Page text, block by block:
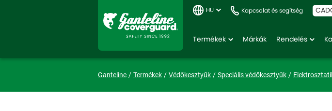
HU Kapcsolat és segítség
Termékek Márkák Rendelés
Ganteline Termékek Védőkesztyűk Speciális védőkesztyűk